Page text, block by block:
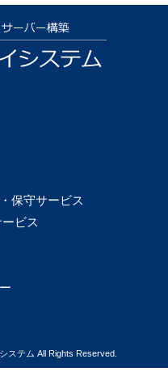
保守サービス
ビス
ステム All Rights Reserved.